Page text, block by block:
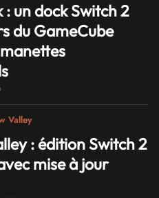
: un dock Switch 2
du GameCube
Valley
: édition Switch 2
mise à jour